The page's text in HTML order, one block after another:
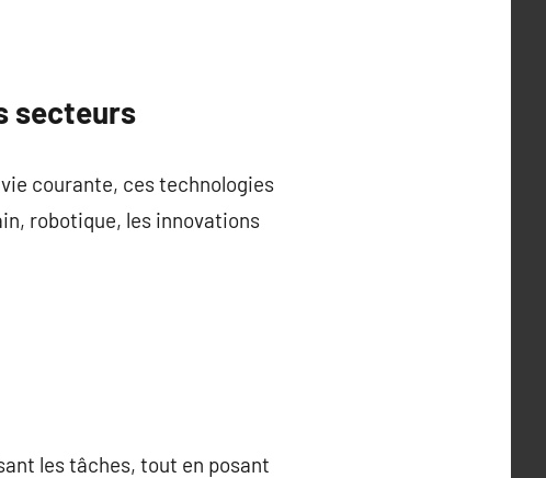
secteurs
courante, ces technologies
robotique, les innovations
les tâches, tout en posant